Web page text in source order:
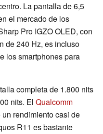
La pantalla de 6,5
el mercado de los
Pro IGZO OLED, con
de 240 Hz, es incluso
los smartphones para
completa de 1.800 nits
nits. El Qualcomm
un rendimiento casi de
R11 es bastante